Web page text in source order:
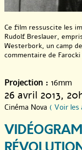
Ce film ressuscite les
Rudolf Breslauer,
Westerbork, un camp
commentaire de
Projection : 16mm
26 avril 2013,
Cinéma Nova ( Voir les